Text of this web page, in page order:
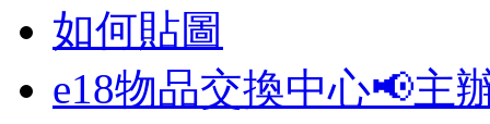
如何貼圖
e18物品交換中心📢主